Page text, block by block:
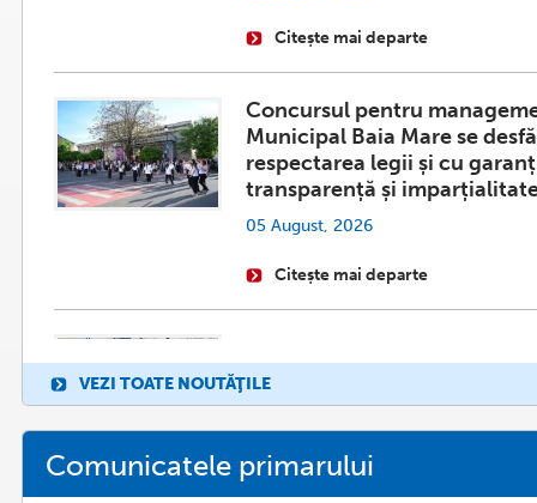
Citește mai departe
Concursul pentru
Municipal Baia Mare se
respectarea legii și cu
transparență și
05 August, 2026
Citește mai departe
cooperarea pentru
urgență: proiectul SWEM, la
perioadei de implementare
05 August, 2026
VEZI TOATE NOUTĂŢILE
Comunicatele primarului